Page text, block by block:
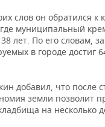
слов он обратился к
муниципальный
лет. По его словам,
в городе достиг
добавил, что после
земли позволит
на несколько